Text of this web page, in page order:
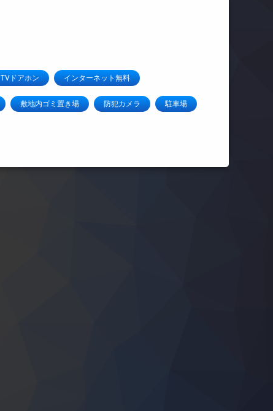
TVドアホン インターネット無料
敷地内ゴミ置き場 防犯カメラ 駐車場